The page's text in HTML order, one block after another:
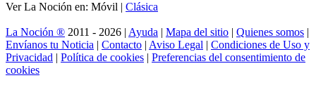
Ver La Noción en: Móvil | Clásica
La Noción ® 2011 - 2026 | Ayuda | Mapa del sitio | Quienes somos |
Envíanos tu Noticia | Contacto | Aviso Legal | Condiciones de Uso y
Privacidad | Política de cookies | Preferencias del consentimiento de
cookies